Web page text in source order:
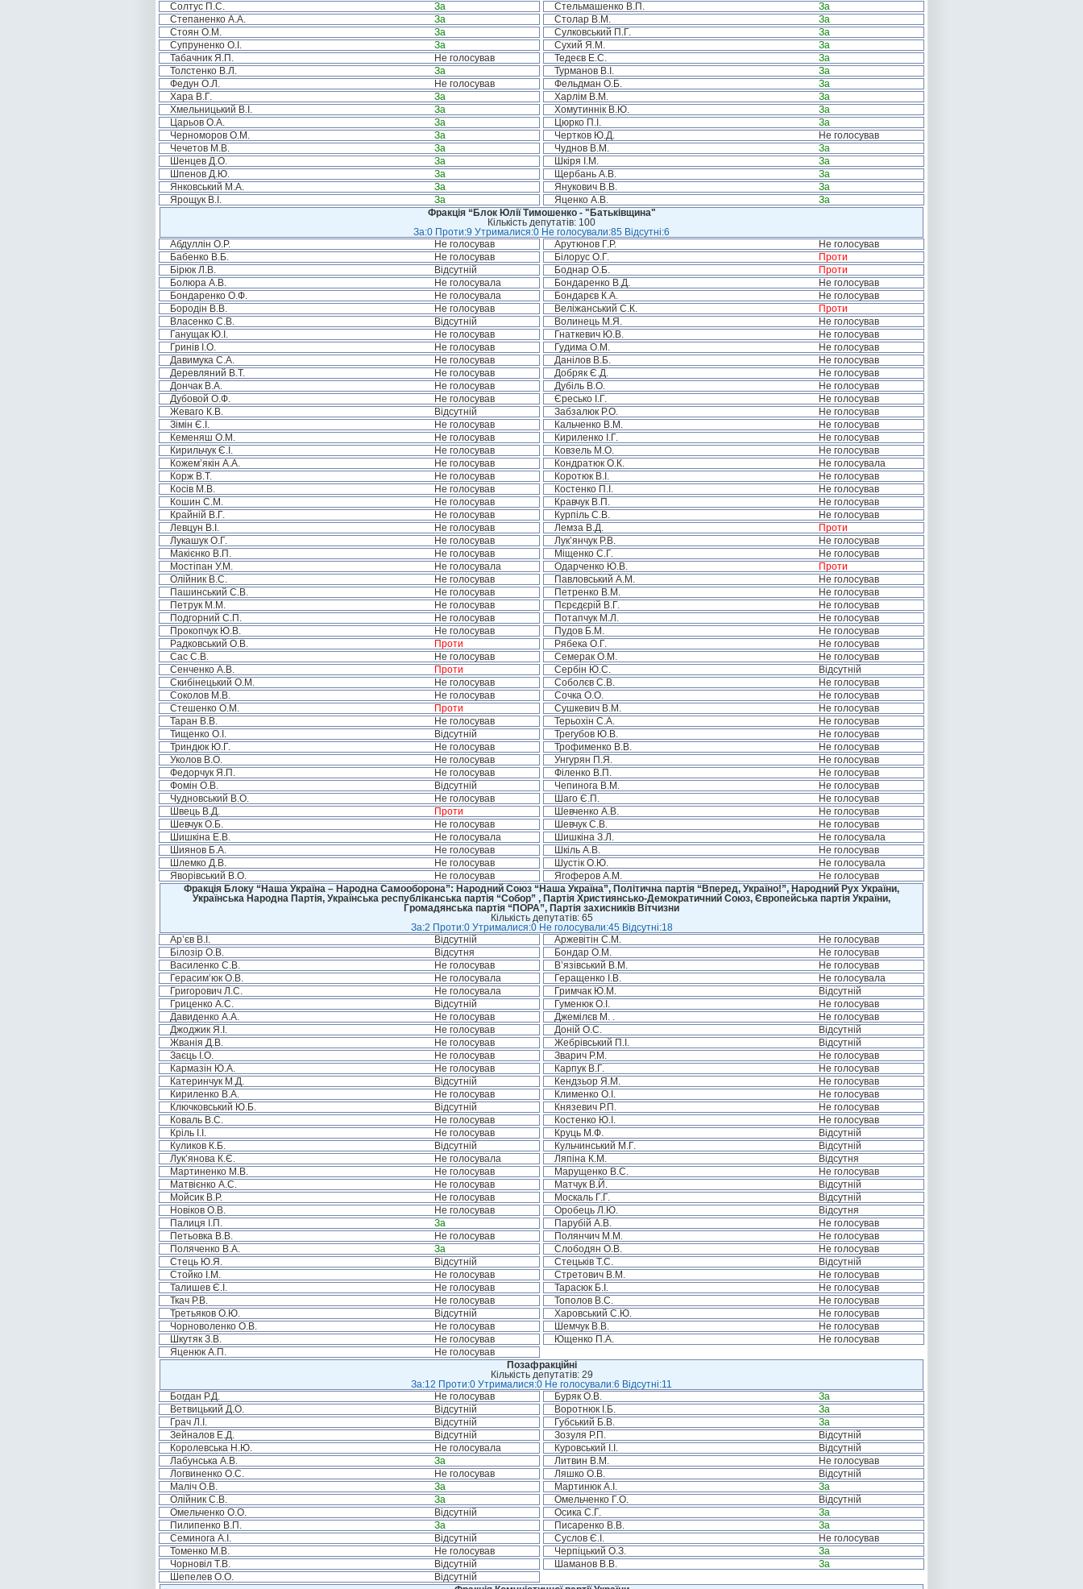
Солтус П.С.
За Стельмашенко В.П.
За
Степаненко А.А.
За Столар В.М.
За
Стоян О.М.
За Сулковський П.Г.
За
Супруненко О.І.
За Сухий Я.М.
За
Табачник Я.П.
Не голосував Тедеєв Е.С.
За
Толстенко В.Л.
За Турманов В.І.
За
Федун О.Л.
Не голосував Фельдман О.Б.
За
Хара В.Г.
За Харлім В.М.
За
Хмельницький В.І.
За Хомутиннік В.Ю.
За
Царьов О.А.
За Цюрко П.І.
За
Черноморов О.М.
За Чертков Ю.Д.
Не голосував
Чечетов М.В.
За Чуднов В.М.
За
Шенцев Д.О.
За Шкіря І.М.
За
Шпенов Д.Ю.
За Щербань А.В.
За
Янковський М.А.
За Янукович В.В.
За
Ярощук В.І.
За Яценко А.В.
За
Фракція “Блок Юлії Тимошенко - "Батьківщина"
Кількість депутатів: 100
За:0 Проти:9 Утрималися:0 Не голосували:85 Відсутні:6
Абдуллін О.Р.
Не голосував Арутюнов Г.Р.
Не голосував
Бабенко В.Б.
Не голосував Білорус О.Г.
Проти
Бірюк Л.В.
Відсутній Боднар О.Б.
Проти
Болюра А.В.
Не голосувала Бондаренко В.Д.
Не голосував
Бондаренко О.Ф.
Не голосувала Бондарєв К.А.
Не голосував
Бородін В.В.
Не голосував Веліжанський С.К.
Проти
Власенко С.В.
Відсутній Волинець М.Я.
Не голосував
Ганущак Ю.І.
Не голосував Гнаткевич Ю.В.
Не голосував
Гринів І.О.
Не голосував Гудима О.М.
Не голосував
Давимука С.А.
Не голосував Данілов В.Б.
Не голосував
Деревляний В.Т.
Не голосував Добряк Є.Д.
Не голосував
Дончак В.А.
Не голосував Дубіль В.О.
Не голосував
Дубовой О.Ф.
Не голосував Єресько І.Г.
Не голосував
Жеваго К.В.
Відсутній Забзалюк Р.О.
Не голосував
Зімін Є.І.
Не голосував Кальченко В.М.
Не голосував
Кеменяш О.М.
Не голосував Кириленко І.Г.
Не голосував
Кирильчук Є.І.
Не голосував Ковзель М.О.
Не голосував
Кожем’якін А.А.
Не голосував Кондратюк О.К.
Не голосувала
Корж В.Т.
Не голосував Коротюк В.І.
Не голосував
Косів М.В.
Не голосував Костенко П.І.
Не голосував
Кошин С.М.
Не голосував Кравчук В.П.
Не голосував
Крайній В.Г.
Не голосував Курпіль С.В.
Не голосував
Левцун В.І.
Не голосував Лемза В.Д.
Проти
Лукашук О.Г.
Не голосував Лук’янчук Р.В.
Не голосував
Макієнко В.П.
Не голосував Міщенко С.Г.
Не голосував
Мостіпан У.М.
Не голосувала Одарченко Ю.В.
Проти
Олійник В.С.
Не голосував Павловський А.М.
Не голосував
Пашинський С.В.
Не голосував Петренко В.М.
Не голосував
Петрук М.М.
Не голосував Пєрєдєрій В.Г.
Не голосував
Подгорний С.П.
Не голосував Потапчук М.Л.
Не голосував
Прокопчук Ю.В.
Не голосував Пудов Б.М.
Не голосував
Радковський О.В.
Проти Рябека О.Г.
Не голосував
Сас С.В.
Не голосував Семерак О.М.
Не голосував
Сенченко А.В.
Проти Сербін Ю.С.
Відсутній
Скибінецький О.М.
Не голосував Соболєв С.В.
Не голосував
Соколов М.В.
Не голосував Сочка О.О.
Не голосував
Стешенко О.М.
Проти Сушкевич В.М.
Не голосував
Таран В.В.
Не голосував Терьохін С.А.
Не голосував
Тищенко О.І.
Відсутній Трегубов Ю.В.
Не голосував
Триндюк Ю.Г.
Не голосував Трофименко В.В.
Не голосував
Уколов В.О.
Не голосував Унгурян П.Я.
Не голосував
Федорчук Я.П.
Не голосував Філенко В.П.
Не голосував
Фомін О.В.
Відсутній Чепинога В.М.
Не голосував
Чудновський В.О.
Не голосував Шаго Є.П.
Не голосував
Швець В.Д.
Проти Шевченко А.В.
Не голосував
Шевчук О.Б.
Не голосував Шевчук С.В.
Не голосував
Шишкіна Е.В.
Не голосувала Шишкіна З.Л.
Не голосувала
Шиянов Б.А.
Не голосував Шкіль А.В.
Не голосував
Шлемко Д.В.
Не голосував Шустік О.Ю.
Не голосувала
Яворівський В.О.
Не голосував Ягоферов А.М.
Не голосував
Фракція Блоку “Наша Україна – Народна Самооборона”: Народний Союз “Наша Україна”, Політична партія “Вперед, Україно!”, Народний Рух України,
Українська Народна Партія, Українська республіканська партія “Собор” , Партія Християнсько-Демократичний Союз, Європейська партія України,
Громадянська партія “ПОРА”, Партія захисників Вітчизни
Кількість депутатів: 65
За:2 Проти:0 Утрималися:0 Не голосували:45 Відсутні:18
Ар’єв В.І.
Відсутній Аржевітін С.М.
Не голосував
Білозір О.В.
Відсутня Бондар О.М.
Не голосував
Василенко С.В.
Не голосував В’язівський В.М.
Не голосував
Герасим’юк О.В.
Не голосувала Геращенко І.В.
Не голосувала
Григорович Л.С.
Не голосувала Гримчак Ю.М.
Відсутній
Гриценко А.С.
Відсутній Гуменюк О.І.
Не голосував
Давиденко А.А.
Не голосував Джемілєв М. .
Не голосував
Джоджик Я.І.
Не голосував Доній О.С.
Відсутній
Жванія Д.В.
Не голосував Жебрівський П.І.
Відсутній
Заєць І.О.
Не голосував Зварич Р.М.
Не голосував
Кармазін Ю.А.
Не голосував Карпук В.Г.
Не голосував
Катеринчук М.Д.
Відсутній Кендзьор Я.М.
Не голосував
Кириленко В.А.
Не голосував Клименко О.І.
Не голосував
Ключковський Ю.Б.
Відсутній Князевич Р.П.
Не голосував
Коваль В.С.
Не голосував Костенко Ю.І.
Не голосував
Кріль І.І.
Не голосував Круць М.Ф.
Відсутній
Куликов К.Б.
Відсутній Кульчинський М.Г.
Відсутній
Лук’янова К.Є.
Не голосувала Ляпіна К.М.
Відсутня
Мартиненко М.В.
Не голосував Марущенко В.С.
Не голосував
Матвієнко А.С.
Не голосував Матчук В.Й.
Відсутній
Мойсик В.Р.
Не голосував Москаль Г.Г.
Відсутній
Новіков О.В.
Не голосував Оробець Л.Ю.
Відсутня
Палиця І.П.
За Парубій А.В.
Не голосував
Петьовка В.В.
Не голосував Полянчич М.М.
Не голосував
Поляченко В.А.
За Слободян О.В.
Не голосував
Стець Ю.Я.
Відсутній Стецьків Т.С.
Відсутній
Стойко І.М.
Не голосував Стретович В.М.
Не голосував
Талишев Є.І.
Не голосував Тарасюк Б.І.
Не голосував
Ткач Р.В.
Не голосував Тополов В.С.
Не голосував
Третьяков О.Ю.
Відсутній Харовський С.Ю.
Не голосував
Чорноволенко О.В.
Не голосував Шемчук В.В.
Не голосував
Шкутяк З.В.
Не голосував Ющенко П.А.
Не голосував
Яценюк А.П.
Не голосував
Позафракційні
Кількість депутатів: 29
За:12 Проти:0 Утрималися:0 Не голосували:6 Відсутні:11
Богдан Р.Д.
Не голосував Буряк О.В.
За
Ветвицький Д.О.
Відсутній Воротнюк І.Б.
За
Грач Л.І.
Відсутній Губський Б.В.
За
Зейналов Е.Д.
Відсутній Зозуля Р.П.
Відсутній
Королевська Н.Ю.
Не голосувала Куровський І.І.
Відсутній
Лабунська А.В.
За Литвин В.М.
Не голосував
Логвиненко О.С.
Не голосував Ляшко О.В.
Відсутній
Маліч О.В.
За Мартинюк А.І.
За
Олійник С.В.
За Омельченко Г.О.
Відсутній
Омельченко О.О.
Відсутній Осика С.Г.
За
Пилипенко В.П.
За Писаренко В.В.
За
Семинога А.І.
Відсутній Суслов Є.І.
Не голосував
Томенко М.В.
Не голосував Черпіцький О.З.
За
Чорновіл Т.В.
Відсутній Шаманов В.В.
За
Шепелев О.О.
Відсутній